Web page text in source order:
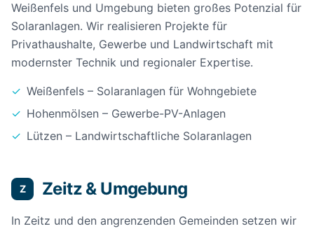
Weißenfels und Umgebung bieten großes Potenzial für
Solaranlagen. Wir realisieren Projekte für
Privathaushalte, Gewerbe und Landwirtschaft mit
modernster Technik und regionaler Expertise.
✓ Weißenfels – Solaranlagen für Wohngebiete
✓ Hohenmölsen – Gewerbe-PV-Anlagen
✓ Lützen – Landwirtschaftliche Solaranlagen
Z Zeitz & Umgebung
In Zeitz und den angrenzenden Gemeinden setzen wir